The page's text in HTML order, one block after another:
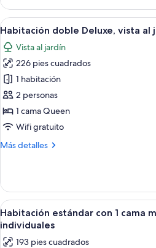
superior,
balcón
Abrir
todas
las
fotos
de
Habitación
doble
Deluxe,
al
15
Habitación doble Deluxe, vista al
Vista al jardín
226 pies cuadrados
1 habitación
2 personas
1 cama Queen
Wifi gratuito
Más detalles
Más
doble
Deluxe,
vista
al
Abrir
todas
las
6
Habitación estándar con 1 cama
individuales
193 pies cuadrados